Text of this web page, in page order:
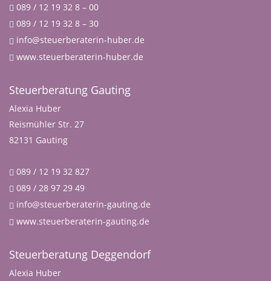
089 / 12 19 32 8 – 00
089 / 12 19 32 8 – 30
info@steuerberaterin-huber.de
www.steuerberaterin-huber.de
Steuerberatung Gauting
Alexia Huber
Reismühler Str. 27
82131 Gauting
089 / 12 19 32 827
089 / 28 97 29 49
info@steuerberaterin-gauting.de
www.steuerberaterin-gauting.de
Steuerberatung Deggendorf
Alexia Huber